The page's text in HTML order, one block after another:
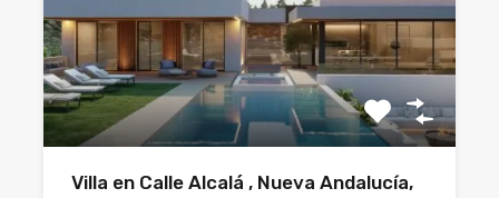
Villa en Calle Alcalá , Nueva Andalucía,